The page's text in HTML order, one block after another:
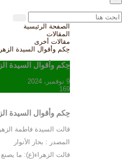
الصفحة الرئيسية
المقالات
مقالات أخرى
حِكم وأقوال السيدة
حِكم وأقوال السيدة
9 نوفمبر، 2024
169
حِكم وأقوال السيدة
قالت السيدة فاطمة
المصدر : بحار الأنوار
قالت الزهراء(ع): ما